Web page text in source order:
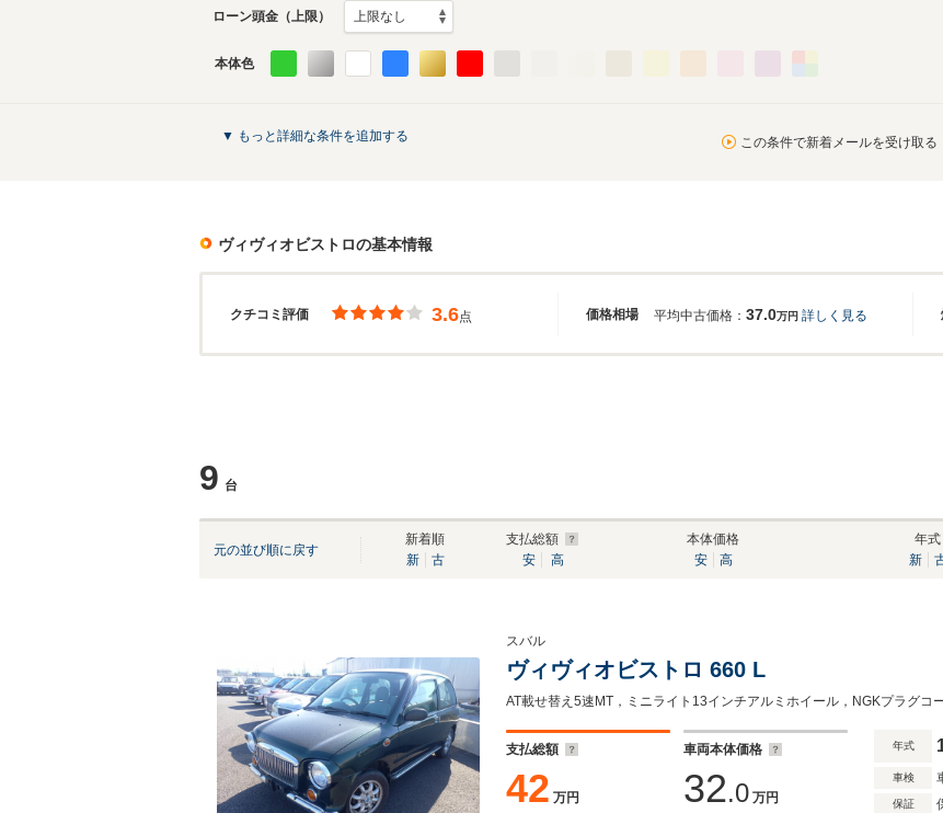
ローン頭金（上限）
本体色
▼ もっと詳細な条件を追加する この条件で新着メールを受け取る
ヴィヴィオビストロの基本情報
クチコミ評価 価格相場
3.6点 平均中古価格： 37.0万円 詳しく見る
9 台
元の並び順に戻す
新着順
新
古
支払総額
安
高
本体価格
安
高
年式
新
スバル
ヴィヴィオビストロ 660 L
支払総額
42 万円
車両本体価格
32.0 万円
年式
車検
保証